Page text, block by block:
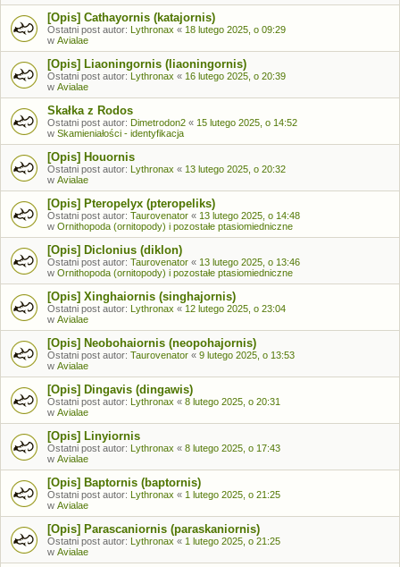
[Opis] Cathayornis (katajornis)
Ostatni post autor: Lythronax « 18 lutego 2025, o 09:29
w Avialae
[Opis] Liaoningornis (liaoningornis)
Ostatni post autor: Lythronax « 16 lutego 2025, o 20:39
w Avialae
Skałka z Rodos
Ostatni post autor: Dimetrodon2 « 15 lutego 2025, o 14:52
w Skamieniałości - identyfikacja
[Opis] Houornis
Ostatni post autor: Lythronax « 13 lutego 2025, o 20:32
w Avialae
[Opis] Pteropelyx (pteropeliks)
Ostatni post autor: Taurovenator « 13 lutego 2025, o 14:48
w Ornithopoda (ornitopody) i pozostałe ptasiomiedniczne
[Opis] Diclonius (diklon)
Ostatni post autor: Taurovenator « 13 lutego 2025, o 13:46
w Ornithopoda (ornitopody) i pozostałe ptasiomiedniczne
[Opis] Xinghaiornis (singhajornis)
Ostatni post autor: Lythronax « 12 lutego 2025, o 23:04
w Avialae
[Opis] Neobohaiornis (neopohajornis)
Ostatni post autor: Taurovenator « 9 lutego 2025, o 13:53
w Avialae
[Opis] Dingavis (dingawis)
Ostatni post autor: Lythronax « 8 lutego 2025, o 20:31
w Avialae
[Opis] Linyiornis
Ostatni post autor: Lythronax « 8 lutego 2025, o 17:43
w Avialae
[Opis] Baptornis (baptornis)
Ostatni post autor: Lythronax « 1 lutego 2025, o 21:25
w Avialae
[Opis] Parascaniornis (paraskaniornis)
Ostatni post autor: Lythronax « 1 lutego 2025, o 21:25
w Avialae